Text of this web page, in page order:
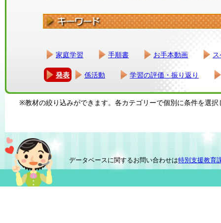
家庭学習 手順書 お手本動画
発表 係活動 学習の評価・振り返り
※教材の絞り込みができます。各カテゴリーで個別に条件を選択
データベースに関するお問い合わせは特別支援教育